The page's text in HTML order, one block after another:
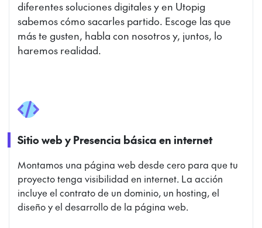
diferentes soluciones digitales y en Utopig
sabemos cómo sacarles partido. Escoge las que
más te gusten, habla con nosotros y, juntos, lo
haremos realidad.
Sitio web y Presencia básica en internet
Montamos una página web desde cero para que tu
proyecto tenga visibilidad en internet. La acción
incluye el contrato de un dominio, un hosting, el
diseño y el desarrollo de la página web.